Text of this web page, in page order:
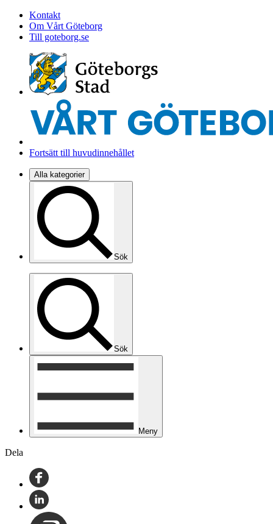
Kontakt
Om Vårt Göteborg
Till goteborg.se
Fortsätt till huvudinnehållet
Alla kategorier
Sök
Sök
Meny
Dela